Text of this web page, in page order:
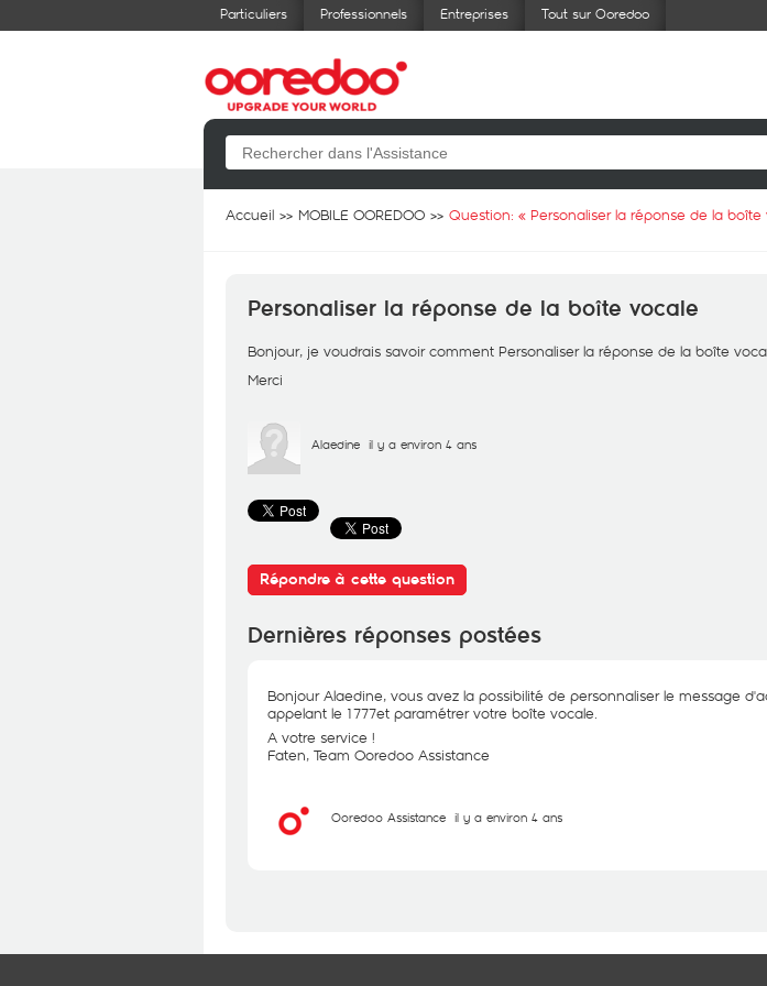
Particuliers Professionnels Entreprises Tout sur Ooredoo
Accueil MOBILE OOREDOO Question: « Personaliser la réponse de la boîte
Personaliser la réponse de la boîte vocale
Bonjour, je voudrais savoir comment Personaliser la réponse de la boîte
Merci
Alaedine il y a environ 4 ans
Répondre à cette question
Dernières réponses postées
Bonjour Alaedine, vous avez la possibilité de personnaliser le message
appelant le 1777et paramétrer votre boîte vocale.
A votre service !
Faten, Team Ooredoo Assistance
Ooredoo Assistance il y a environ 4 ans